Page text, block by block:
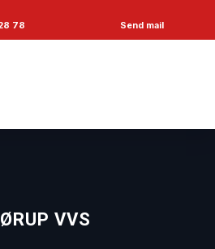
78 Send mail
VVS